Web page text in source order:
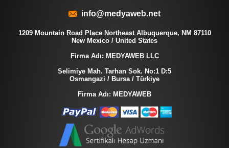
info@medyaweb.net
1209 Mountain Road Place Northeast Albuquerque, NM 87110
New Mexico / United States
Firma Adı: MEDYAWEB LLC
Selimiye Mah. Tarhan Sok. No:1 D:5
Osmangazi / Bursa / Türkiye
Firma Adı: MEDYAWEB